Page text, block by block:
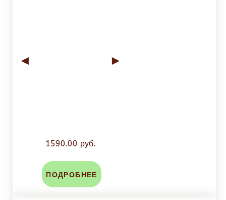
◄ ►
1590.00 руб.
ПОДРОБНЕЕ